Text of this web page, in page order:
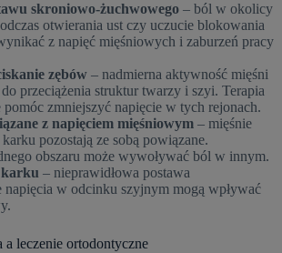
skroniowo-żuchwowego – ból w okolicy
otwierania ust czy uczucie blokowania
z napięć mięśniowych i zaburzeń pracy
zębów – nadmierna aktywność mięśni
przeciążenia struktur twarzy i szyi. Terapia
pomóc zmniejszyć napięcie w tych rejonach.
z napięciem mięśniowym – mięśnie
pozostają ze sobą powiązane.
obszaru może wywoływać ból w innym.
karku – nieprawidłowa postawa
napięcia w odcinku szyjnym mogą wpływać
a leczenie ortodontyczne